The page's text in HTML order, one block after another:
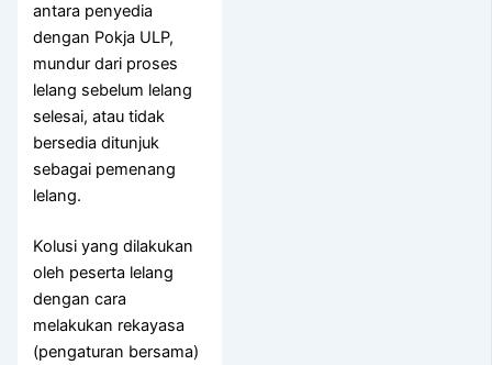
antara penyedia
dengan Pokja ULP,
mundur dari proses
lelang sebelum lelang
selesai, atau tidak
bersedia ditunjuk
sebagai pemenang
lelang.
Kolusi yang dilakukan
oleh peserta lelang
dengan cara
melakukan rekayasa
(pengaturan bersama)